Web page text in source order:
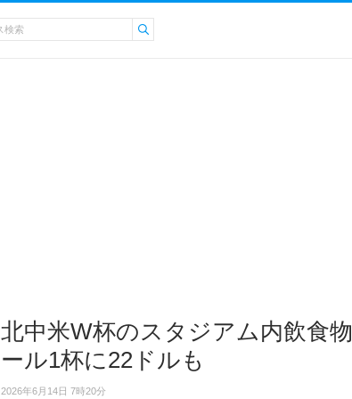
北中米W杯のスタジアム内飲食
ール1杯に22ドルも
2026年6月14日 7時20分